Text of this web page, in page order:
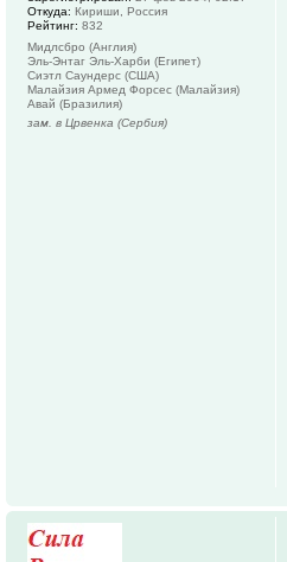
Откуда: Кириши, Россия
Рейтинг: 832
Мидлсбро (Англия)
Эль-Энтаг Эль-Харби (Египет)
Сиэтл Саундерс (США)
Малайзия Армед Форсес (Малайзия)
Авай (Бразилия)
зам. в Црвенка (Сербия)